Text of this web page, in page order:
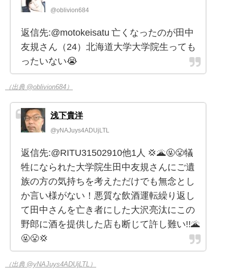
@oblivion684
返信先:@motokeisatu 亡くなったのが田中
友規さん（24）北海道大学大学院生っても
ったいない😭
（出典 @oblivion684）
浅下貴洋
@yNAJuys4ADUjLTL
返信先:@RITU31502910他1人 💢🌋🤬😤犠
牲になられた大学院生田中友規さんにご遺
族の方の気持ちを考えただけでも無念とし
か言い様がない！悪質な飲酒運転繰り返し
て田中さんを亡き者にした大沢亮汰にこの
野郎に酒を提供した店も断じて許し難い!!🌋
🤬😤💢
（出典 @yNAJuys4ADUjLTL）